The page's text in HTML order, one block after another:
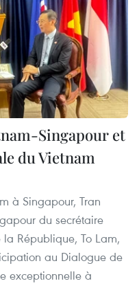
Singapour et
du Vietnam
à Singapour, Tran
du secrétaire
République, To Lam,
au Dialogue de
exceptionnelle à